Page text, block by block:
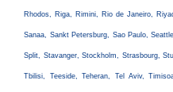
Rhodos, Riga, Rimini, Rio de Janeiro,
Sanaa, Sankt Petersburg, Sao Paulo,
Split, Stavanger, Stockholm, Strasbourg,
Tbilisi, Teeside, Teheran, Tel Aviv,